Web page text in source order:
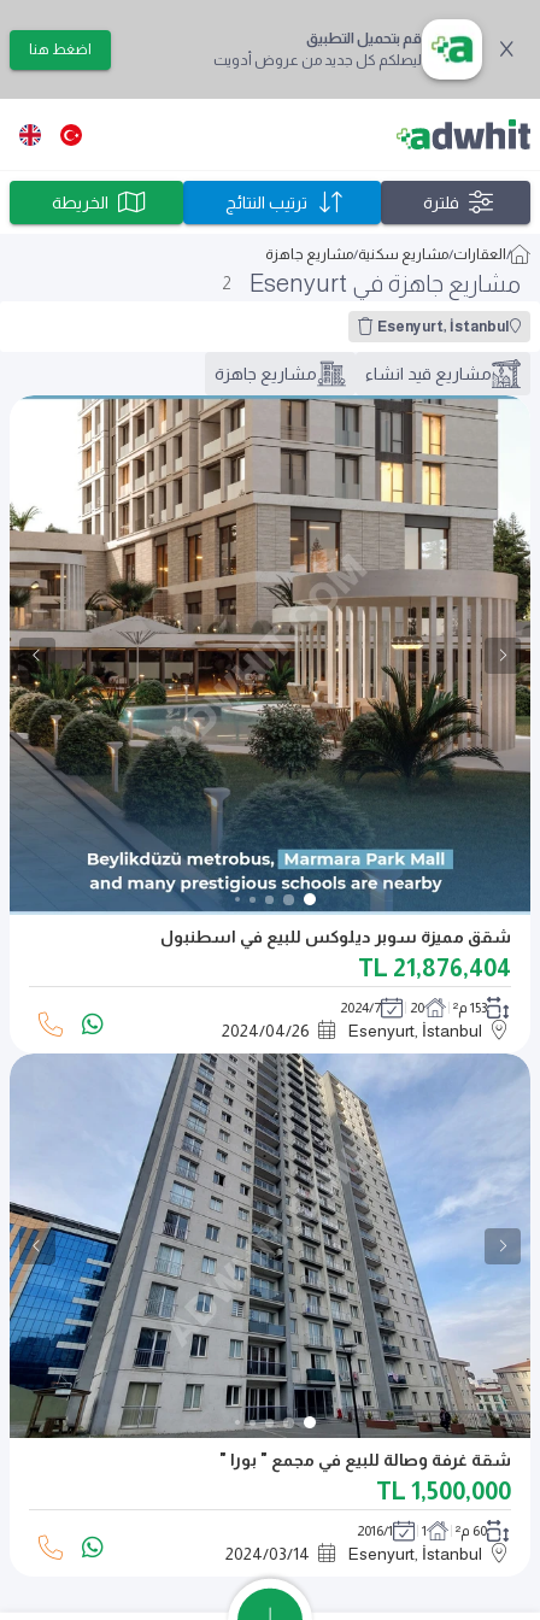
قم بتحميل التطبيق
ليصلكم كل جديد من عروض أدويت
اضغط هنا
فلترة ترتيب النتائج الخريطة
/ العقارات/مشاريع سكنية/مشاريع جاهزة
مشاريع جاهزة في Esenyurt 2
Esenyurt, İstanbul
مشاريع قيد انشاء مشاريع جاهزة
شقق مميزة سوبر ديلوكس للبيع في اسطنبول
21,876,404
TL
153 م² 20
2024/7
Esenyurt, İstanbul
2024/04/26
شقة غرفة وصالة للبيع في مجمع " بورا "
1,500,000
TL
60 م² 1
2016/1
Esenyurt, İstanbul
2024/03/14